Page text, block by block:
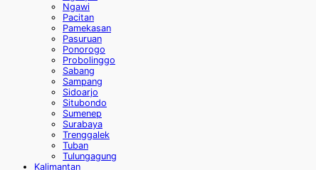
Ngawi
Pacitan
Pamekasan
Pasuruan
Ponorogo
Probolinggo
Sabang
Sampang
Sidoarjo
Situbondo
Sumenep
Surabaya
Trenggalek
Tuban
Tulungagung
Kalimantan